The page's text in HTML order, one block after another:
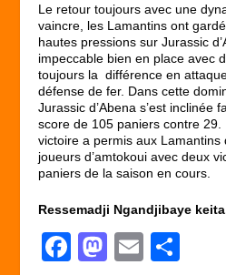
Le retour toujours avec une
vaincre, les Lamantins ont
hautes pressions sur Jurassic
impeccable bien en place avec
toujours la différence en
défense de fer. Dans cette
Jurassic d’Abena s’est inclinée
score de 105 paniers contre
victoire a permis aux Lamantins
joueurs d’amtokoui avec deux
paniers de la saison en cours.
Ressemadji Ngandjibaye
F
M
E